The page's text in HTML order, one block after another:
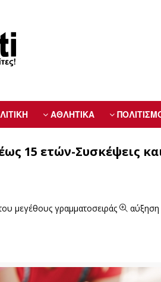
ΑΘΛΗΤΙΚΑ
15 ετών-Συσκέψεις
μεγέθους γραμματοσειράς
αύξηση